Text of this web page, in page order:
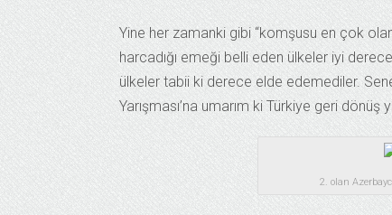
Yine her zamanki gibi “komşusu en çok
harcadığı emeği belli eden ülkeler iyi
ülkeler tabii ki derece elde edemediler.
Yarışması’na umarım ki Türkiye geri dönüş
2. olan